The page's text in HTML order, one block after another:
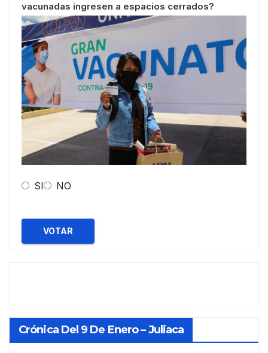
vacunadas ingresen a espacios cerrados?
SI NO
VOTAR
Crónica Del 9 De Enero – Juliaca